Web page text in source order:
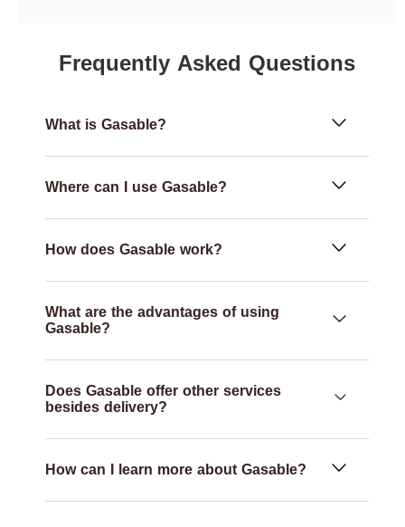
Frequently Asked Questions
What is Gasable?
Where can I use Gasable?
How does Gasable work?
What are the advantages of using
Gasable?
Does Gasable offer other services
besides delivery?
How can I learn more about Gasable?